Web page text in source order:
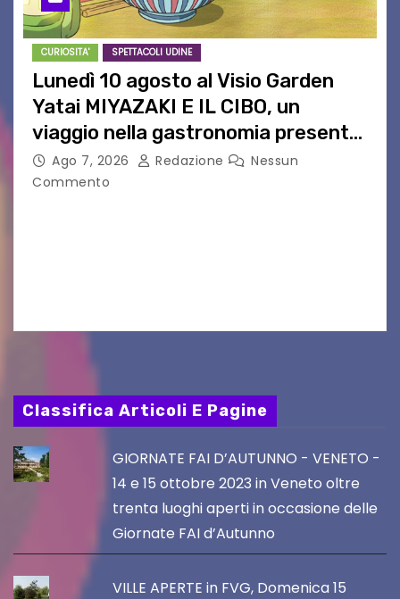
CURIOSITA' SPETTACOLI UDINE
Lunedì 10 agosto al Visio Garden
Yatai MIYAZAKI E IL CIBO, un
viaggio nella gastronomia presente
nei film di Hayao Miyazaki!
Ago 7, 2026 Redazione
Nessun
Commento
Classifica Articoli E Pagine
GIORNATE FAI D’AUTUNNO - VENETO -
14 e 15 ottobre 2023 in Veneto oltre
trenta luoghi aperti in occasione delle
Giornate FAI d’Autunno
VILLE APERTE in FVG, Domenica 15